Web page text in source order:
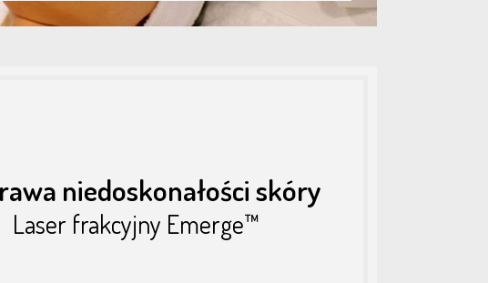
niedoskonałości skóry
Laser frakcyjny Emerge™